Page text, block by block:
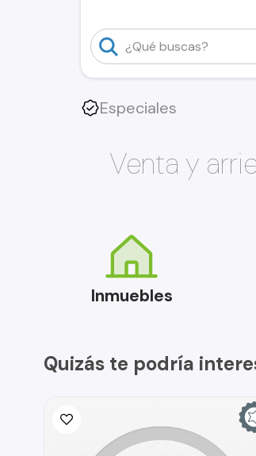
Especiales
Venta y
Inmuebles
Quizás te podría